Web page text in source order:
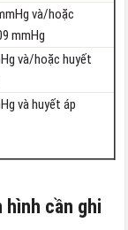
và/hoặc
mmHg
và/hoặc huyết
và huyết áp
cần ghi